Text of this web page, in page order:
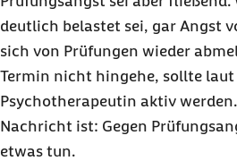
deutlich belastet sei, gar Angst
sich von Prüfungen wieder
Termin nicht hingehe, sollte laut
Psychotherapeutin aktiv
Nachricht ist: Gegen
etwas tun.